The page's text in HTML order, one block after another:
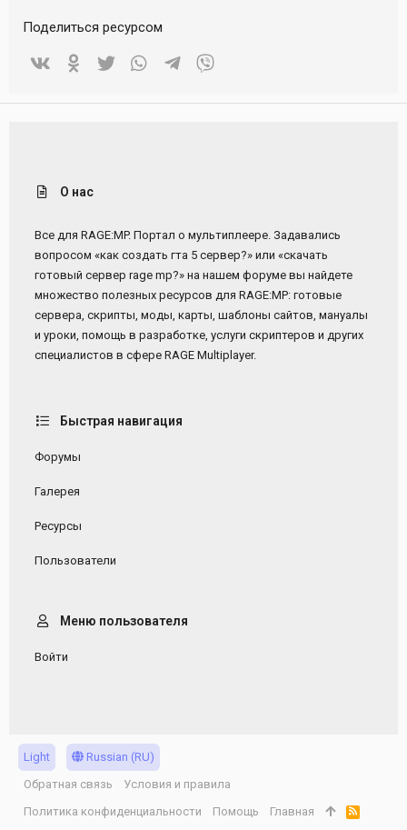
Поделиться ресурсом
VkontakteOdnoklassniki
Twitter WhatsAppTelegram
О нас
Все для RAGE:MP. Портал о мультиплеере. Задавались
вопросом «как создать гта 5 сервер?» или «скачать
готовый сервер rage mp?» на нашем форуме вы найдете
множество полезных ресурсов для RAGE:MP: готовые
сервера, скрипты, моды, карты, шаблоны сайтов, мануалы
и уроки, помощь в разработке, услуги скриптеров и других
специалистов в сфере RAGE Multiplayer.
Быстрая навигация
Форумы
Галерея
Ресурсы
Пользователи
Меню пользователя
Войти
Light
Russian (RU)
Обратная связь
Условия и правила
Политика конфиденциальности
Помощь Главная
R